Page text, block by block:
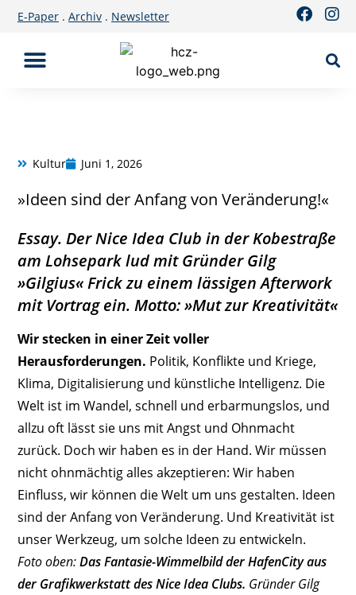
E-Paper . Archiv . Newsletter
Kultur Juni 1, 2026
»Ideen sind der Anfang von Veränderung!«
Essay. DerNice Idea Club in der Kobestraße
am Lohsepark lud mit Gründer Gilg
»Gilgius« Frick zu einem lässigen Afterwork
mit Vortrag ein. Motto: »Mut zur Kreativität«
Wir stecken in einer Zeit voller
Herausforderungen. Politik, Konflikte und Kriege,
Klima, Digitalisierung und künstliche Intelligenz. Die
Welt ist im Wandel, schnell und erbarmungslos, und
allzu oft lässt sie uns mit Angst und Ohnmacht
zurück. Doch wir haben es in der Hand. Wir müssen
nicht ohnmächtig alles akzeptieren: Wir haben
Einfluss, wir können die Welt um uns gestalten. Ideen
sind der Anfang von Veränderung. Und Kreativität ist
unser Werkzeug, um solche Ideen zu entwickeln.
Foto oben:Das Fantasie-Wimmelbild der HafenCity aus
der Grafikwerkstatt des Nice Idea Clubs. Gründer Gilg